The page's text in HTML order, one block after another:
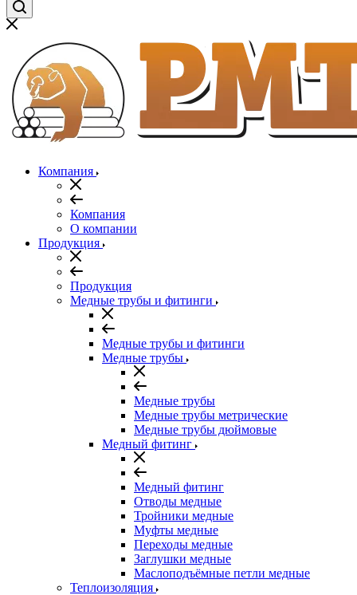
Компания
Компания
О компании
Продукция
Продукция
Медные трубы и фитинги
Медные трубы и фитинги
Медные трубы
Медные трубы
Медные трубы метрические
Медные трубы дюймовые
Медный фитинг
Медный фитинг
Отводы медные
Тройники медные
Муфты медные
Переходы медные
Заглушки медные
Маслоподъёмные петли медные
Теплоизоляция